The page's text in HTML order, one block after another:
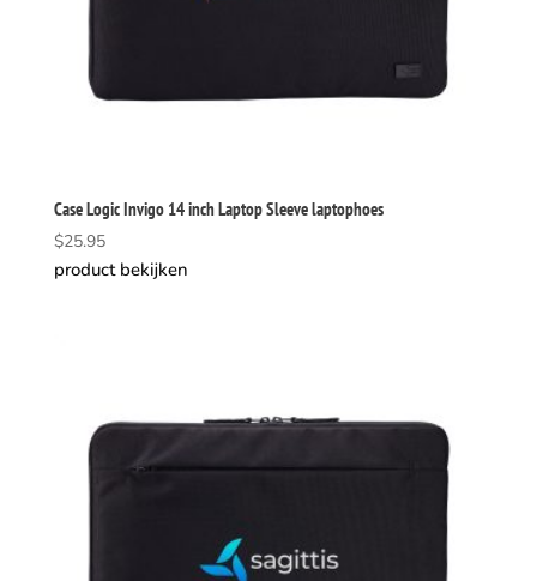
Case Logic Invigo 14 inch Laptop Sleeve laptophoes
$25.95
product bekijken